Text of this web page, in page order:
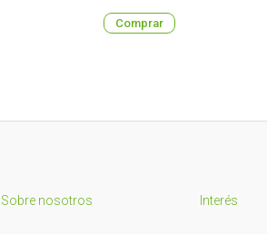
Comprar
Sobre nosotros Interés